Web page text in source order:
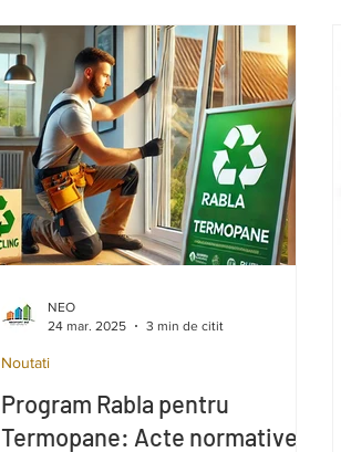
Program Rabla pentru
Termopane: Acte normative,
Noutati
NEO
24 mar. 2025
3 min de citit